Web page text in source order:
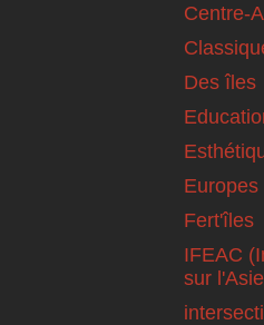
Centre-
Des îles
Fert'îles
IFEAC
sur